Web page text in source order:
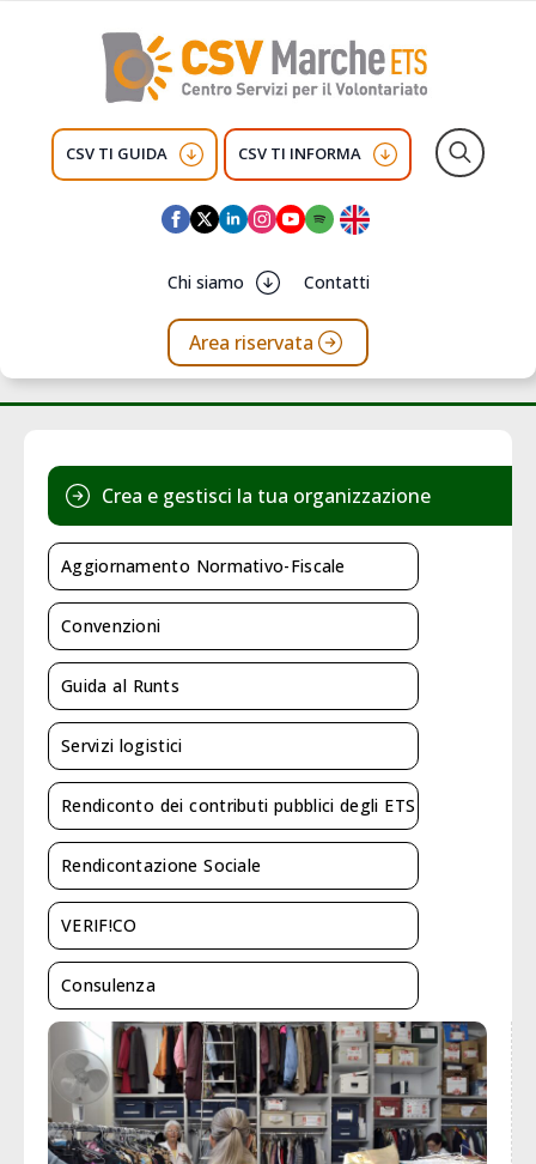
CSV TI GUIDA CSV TI INFORMA
Chi siamo Contatti
Area riservata
Crea e gestisci la tua organizzazione
Aggiornamento Normativo-Fiscale
Convenzioni
Guida al Runts
Servizi logistici
Rendiconto dei contributi pubblici degli ETS
Rendicontazione Sociale
VERIF!CO
Consulenza